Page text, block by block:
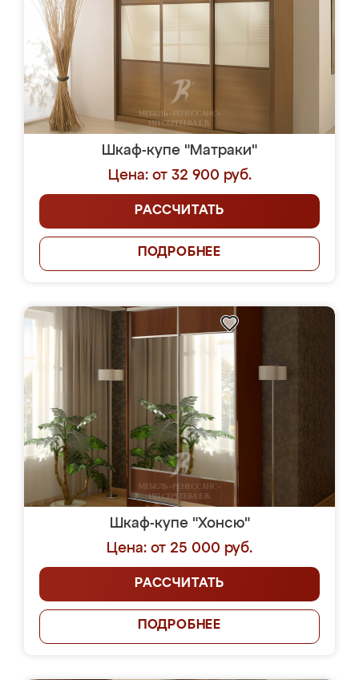
Шкаф-купе "Матраки"
Цена: от 32 900 руб.
РАССЧИТАТЬ
ПОДРОБНЕЕ
Шкаф-купе "Хонсю"
Цена: от 25 000 руб.
РАССЧИТАТЬ
ПОДРОБНЕЕ